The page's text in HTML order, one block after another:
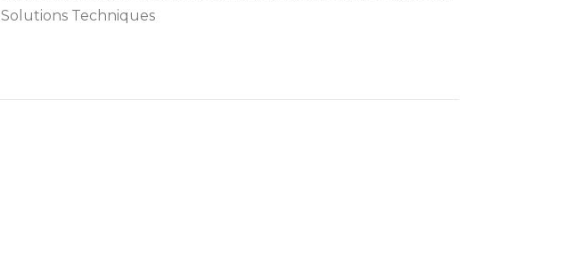
Solutions Techniques